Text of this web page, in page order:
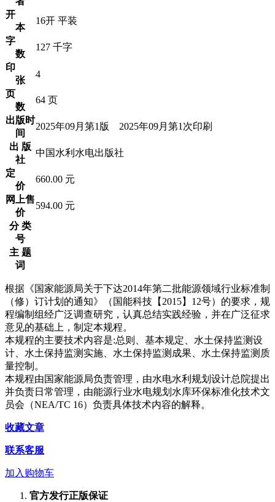
开
本
16开 平装
字
数
127 千字
印
张
4
页
数
64 页
出版时
间
2025年09月第1版 2025年09月第1次印刷
出 版
社
中国水利水电出版社
定
价
660.00 元
网上售
价
594.00 元
分 类
号
主 题
词
根据《国家能源局关于下达2014年第二批能源领域行业标准制
（修）订计划的通知》（国能科技【2015】12号）的要求，规
程编制组经广泛调查研究，认真总结实践经验，并在广泛征求
意见的基础上，制定本规程。
本规程的主要技术内容是:总则、基本规定、水土保持监测设
计、水土保持监测实施、水土保持监测成果、水土保持监测质
量控制。
本规程由国家能源局负责管理，由水电水利规划设计总院提出
并负责日常管理，由能源行业水电规划水库环保标准化技术文
员会（NEA/TC 16）负责具体技术内容的解释。
收藏文章
联系客服
加入购物车
官方发行正版保证